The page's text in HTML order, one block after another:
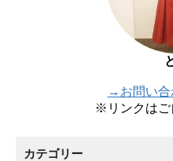
→お問い合
※リンクはご
カテゴリー